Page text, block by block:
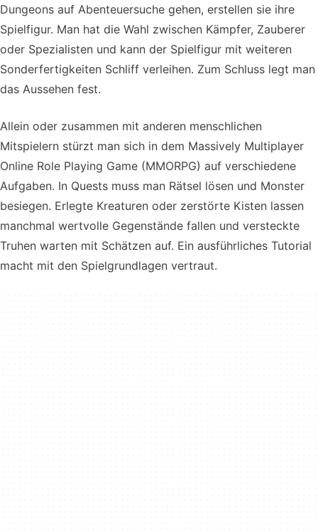
Dungeons auf Abenteuersuche gehen, erstellen sie ihre
Spielfigur. Man hat die Wahl zwischen Kämpfer, Zauberer
oder Spezialisten und kann der Spielfigur mit weiteren
Sonderfertigkeiten Schliff verleihen. Zum Schluss legt man
das Aussehen fest.
Allein oder zusammen mit anderen menschlichen
Mitspielern stürzt man sich in dem Massively Multiplayer
Online Role Playing Game (MMORPG) auf verschiedene
Aufgaben. In Quests muss man Rätsel lösen und Monster
besiegen. Erlegte Kreaturen oder zerstörte Kisten lassen
manchmal wertvolle Gegenstände fallen und versteckte
Truhen warten mit Schätzen auf. Ein ausführliches Tutorial
macht mit den Spielgrundlagen vertraut.